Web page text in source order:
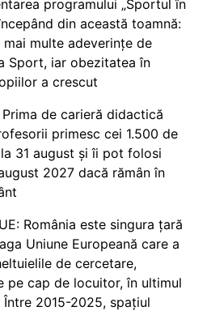
programului „Sportul în
din această toamnă:
multe adeverințe de
Sport, iar obezitatea în
a crescut
Prima de carieră didactică
primesc cei 1.500 de
31 august și îi pot folosi
2027 dacă rămân în
România este singura țară
Uniune Europeană care a
de cercetare,
pe cap de locuitor, în ultimul
Între 2015-2025, spațiul